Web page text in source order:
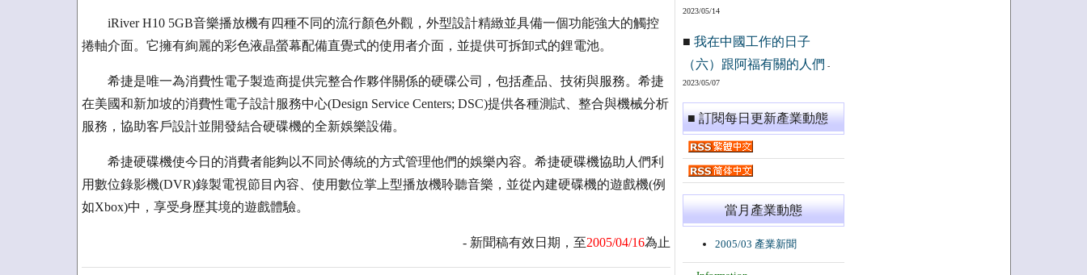
iRiver H10 5GB音樂播放機有四種不同的流行顏色外觀，外型設計精緻並具備一個功能強大的觸控
捲軸介面。它擁有絢麗的彩色液晶螢幕配備直覺式的使用者介面，並提供可拆卸式的鋰電池。
希捷是唯一為消費性電子製造商提供完整合作夥伴關係的硬碟公司，包括產品、技術與服務。希捷
在美國和新加坡的消費性電子設計服務中心(Design Service Centers; DSC)提供各種測試、整合與機械分析
服務，協助客戶設計並開發結合硬碟機的全新娛樂設備。
希捷硬碟機使今日的消費者能夠以不同於傳統的方式管理他們的娛樂內容。希捷硬碟機協助人們利
用數位錄影機(DVR)錄製電視節目內容、使用數位掌上型播放機聆聽音樂，並從內建硬碟機的遊戲機(例
如Xbox)中，享受身歷其境的遊戲體驗。
- 新聞稿有效日期，至2005/04/16為止
2023/05/14
■ 我在中國工作的日子
（六）跟阿福有關的人們 -
2023/05/07
■ 訂閱每日更新產業動態
當月產業動態
2005/03 產業新聞